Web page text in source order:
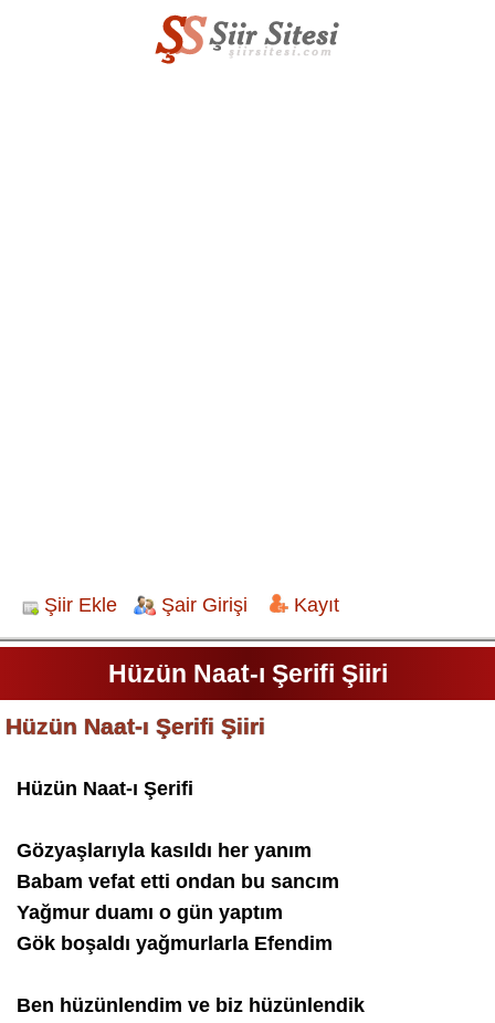
Şiir Ekle Şair Girişi Kayıt
Hüzün Naat-ı Şerifi Şiiri
Hüzün Naat-ı Şerifi Şiiri
Hüzün Naat-ı Şerifi
Gözyaşlarıyla kasıldı her yanım
Babam vefat etti ondan bu sancım
Yağmur duamı o gün yaptım
Gök boşaldı yağmurlarla Efendim
Ben hüzünlendim ve biz hüzünlendik